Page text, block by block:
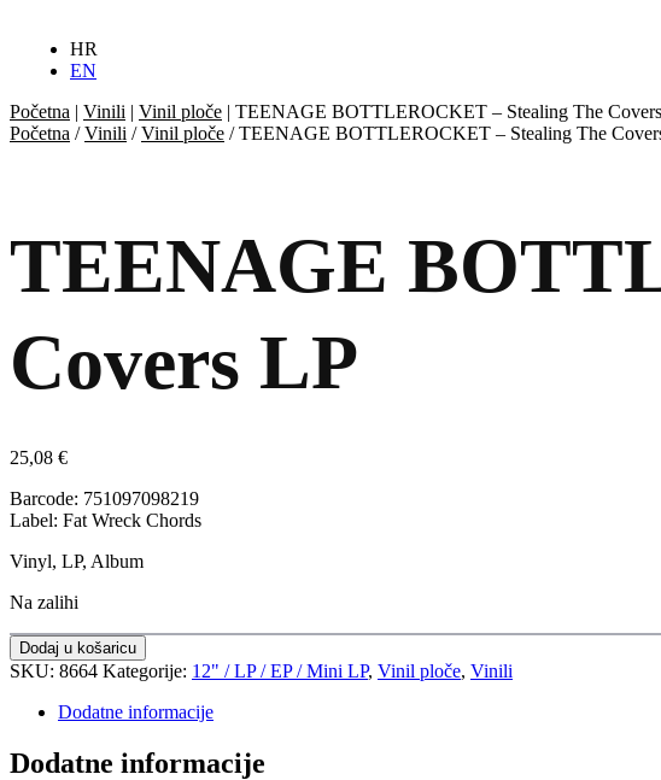
HR
EN
Početna | Vinili | Vinil ploče | TEENAGE BOTTLEROCKET – Stealing The
Početna /Vinili /Vinil ploče / TEENAGE BOTTLEROCKET – Stealing The
TEENAGE
Covers LP
25,08 €
Barcode: 751097098219
Label: Fat Wreck Chords
Vinyl, LP, Album
Na zalihi
Dodaj u košaricu
SKU: 8664 Kategorije: 12" / LP / EP / Mini LP, Vinil ploče, Vinili
Dodatne informacije
Dodatne informacije